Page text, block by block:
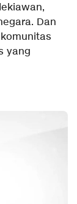
Dan
yang